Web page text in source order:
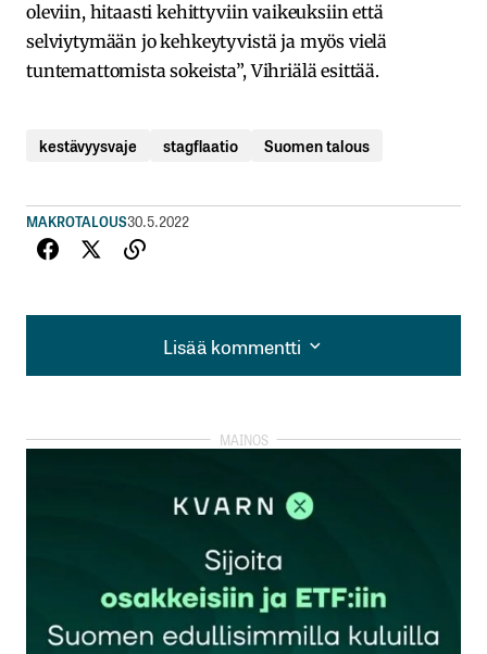
oleviin, hitaasti kehittyviin vaikeuksiin että
selviytymään jo kehkeytyvistä ja myös vielä
tuntemattomista sokeista”, Vihriälä esittää.
kestävyysvaje stagflaatio Suomen talous
MAKROTALOUS30.5.2022
Lisää kommentti
Lisää kommentti
kirjautua
rekisteröityä